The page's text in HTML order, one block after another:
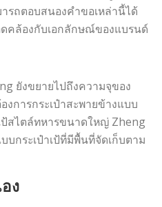
รถตอบสนองคำขอเหล่านี้ได้
ดคล้องกับเอกลักษณ์ของแบรนด์
ยังขยายไปถึงความจุของ
งการกระเป๋าสะพายข้างแบบ
ป้สไตล์ทหารขนาดใหญ่ Zheng
กระเป๋าเป้ที่มีพื้นที่จัดเก็บตาม
ง